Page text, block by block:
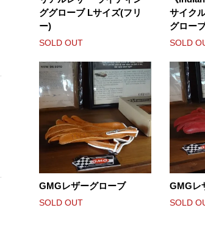
ググローブ Lサイズ(フリ
ー)
SOLD OUT
サイク
グロー
SOLD
GMGレザーグローブ
SOLD OUT
GMGレ
SOLD